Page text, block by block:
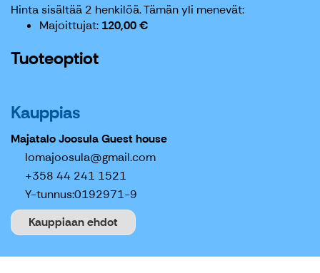
Hinta sisältää 2 henkilöä.Tämän yli menevät:
Majoittujat 120,00 €
Tuoteoptiot
Kauppias
Majatalo Joosula Guest house
lomajoosula@gmail.com
+358 44 241 1521
Y-tunnus:0192971-9
Kauppiaan ehdot